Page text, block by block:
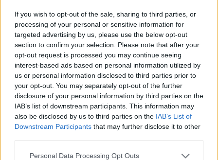
If you wish to opt-out of the sale, sharing to third parties, or
processing of your personal or sensitive information for
targeted advertising by us, please use the below opt-out
section to confirm your selection. Please note that after your
opt-out request is processed you may continue seeing
interest-based ads based on personal information utilized by
us or personal information disclosed to third parties prior to
your opt-out. You may separately opt-out of the further
disclosure of your personal information by third parties on the
IAB’s list of downstream participants. This information may
also be disclosed by us to third parties on the IAB’s List of
Downstream Participants that may further disclose it to other
Personal Data Processing Opt Outs
Haag Hammamet Hania Hannover
Hanoi
Havanna
Helsingborg Helsinki
Ho Chi Minh City
Hong Kong
Honolulu Houston Hua Hin
Innsbruck Izmir